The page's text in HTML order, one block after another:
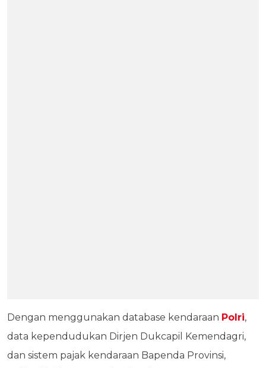
Dengan menggunakan database kendaraan Polri,
data kependudukan Dirjen Dukcapil Kemendagri,
dan sistem pajak kendaraan Bapenda Provinsi,